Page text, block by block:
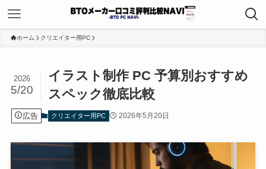
ホーム クリエイター用PC
イラスト制作 PC 予算別おすすめ
スペック徹底比較
2026
5/20
広告 クリエイター用PC 2026年5月20日